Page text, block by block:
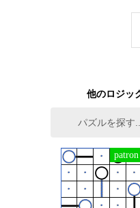
他のロジッ